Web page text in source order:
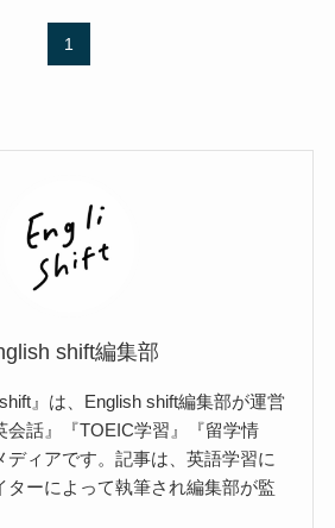
1
shift編集部
』は、English shift編集部が運営
会話』『TOEIC学習』『留学情
ディアです。記事は、英語学習に
ターによって執筆され編集部が監